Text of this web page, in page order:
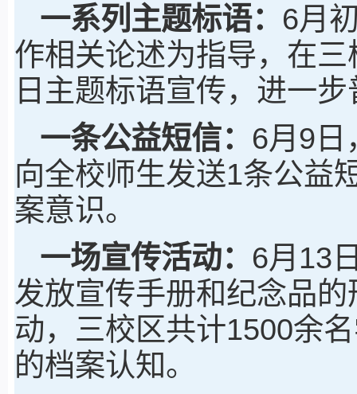
一系列主题标语： 6月
作相关论述为指导，在
日主题标语宣传，进一
一条公益短信： 6月9日
向全校师生发送1条公益
案意识。
一场宣传活动： 6月13
发放宣传手册和纪念品
动，三校区共计1500余
的档案认知。